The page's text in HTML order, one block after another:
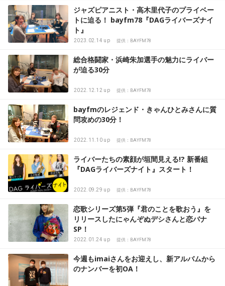
ジャズピアニスト・高木里代子のプライベー
トに迫る！ bayfm78『DAGライバーズナイ
ト』
2023.02.14 up 提供：BAYFM78
総合格闘家・浜崎朱加選手の魅力にライバー
が迫る30分
2022.12.12 up 提供：BAYFM78
bayfmのレジェンド・きゃんひとみさんに質
問攻めの30分！
2022.11.10 up 提供：BAYFM78
ライバーたちの素顔が垣間見える!? 新番組
『DAGライバーズナイト』スタート！
2022.09.29 up 提供：BAYFM78
恋歌シリーズ第5弾『君のことを歌おう』を
リリースしたにゃんぞぬデシさんと恋バナ
SP！
2022.01.24 up 提供：BAYFM78
今週もimaiさんをお迎えし、新アルバムから
のナンバーを初OA！